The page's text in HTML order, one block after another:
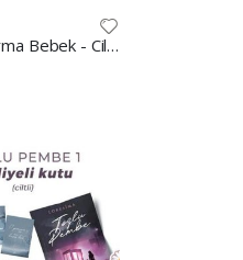
Sarkaç 1: Kurma Bebek - Ciltli Hediyeli Kutu